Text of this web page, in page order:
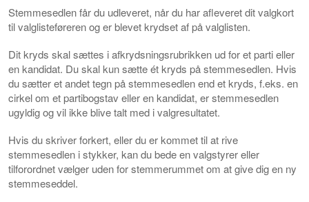
Stemmesedlen får du udleveret, når du har afleveret dit valgkort
til valglisteføreren og er blevet krydset af på valglisten.
Dit kryds skal sættes i afkrydsningsrubrikken ud for et parti eller
en kandidat. Du skal kun sætte ét kryds på stemmesedlen. Hvis
du sætter et andet tegn på stemmesedlen end et kryds, f.eks. en
cirkel om et partibogstav eller en kandidat, er stemmesedlen
ugyldig og vil ikke blive talt med i valgresultatet.
Hvis du skriver forkert, eller du er kommet til at rive
stemmesedlen i stykker, kan du bede en valgstyrer eller
tilforordnet vælger uden for stemmerummet om at give dig en ny
stemmeseddel.